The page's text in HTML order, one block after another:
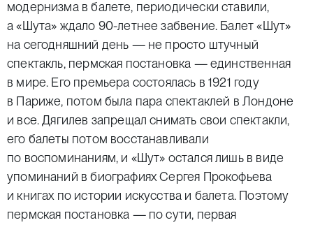
модернизма в балете, периодически ставили,
а «Шута» ждало 90-летнее забвение. Балет «Шут»
на сегодняшний день — не просто штучный
спектакль, пермская постановка — единственная
в мире. Его премьера состоялась в 1921 году
в Париже, потом была пара спектаклей в Лондоне
и все. Дягилев запрещал снимать свои спектакли,
его балеты потом восстанавливали
по воспоминаниям, и «Шут» остался лишь в виде
упоминаний в биографиях Сергея Прокофьева
и книгах по истории искусства и балета. Поэтому
пермская постановка — по сути, первая